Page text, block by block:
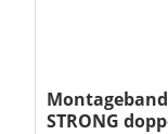
Montageband
STRONG